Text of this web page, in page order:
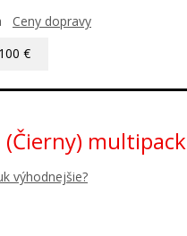
Ceny dopravy
€
(Čierny) multipack
výhodnejšie?